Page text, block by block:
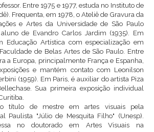
Entre 1975 e 1977, estuda no Instituto de
Frequenta, em 1978, o Ateliê de Gravura da
e Artes da Universidade de São Paulo
de Evandro Carlos Jardim (1935). Em
Educação Artística com especialização em
de Belas Artes de São Paulo. Entre
a Europa, principalmente França e Espanha,
e mantém contato com Leonilson
(1959). Em Paris, é auxiliar do artista Piza
Sua primeira exposição individual
título de mestre em artes visuais pela
Paulista "Júlio de Mesquita Filho" (Unesp).
no doutorado em Artes Visuais na